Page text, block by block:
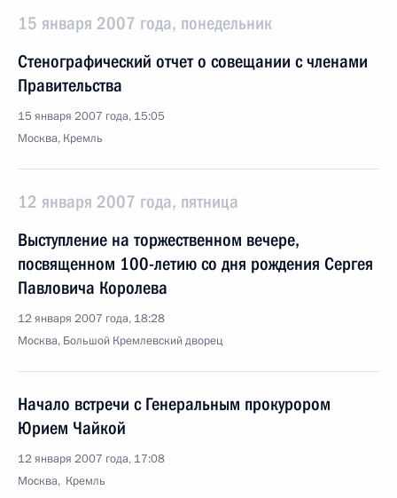
15 января 2007 года, понедельник
Стенографический отчет о совещании с членами
Правительства
15 января 2007 года, 15:05
Москва, Кремль
12 января 2007 года, пятница
Выступление на торжественном вечере,
посвященном 100-летию со дня рождения Сергея
Павловича Королева
12 января 2007 года, 18:28
Москва, Большой Кремлевский дворец
Начало встречи с Генеральным прокурором
Юрием Чайкой
12 января 2007 года, 17:08
Москва, Кремль